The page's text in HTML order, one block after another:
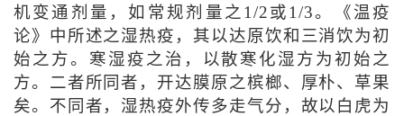
机变通剂量，如常规剂量之1/2或1/3。《温疫
论》中所述之湿热疫，其以达原饮和三消饮为初
始之方。寒湿疫之治，以散寒化湿方为初始之
方。二者所同者，开达膜原之槟榔、厚朴、草果
矣。不同者，湿热疫外传多走气分，故以白虎为